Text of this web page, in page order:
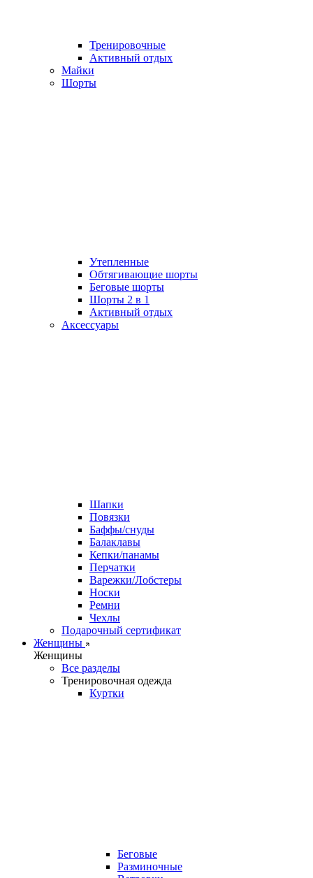
Тренировочные
Активный отдых
Майки
Шорты
Утепленные
Обтягивающие шорты
Беговые шорты
Шорты 2 в 1
Активный отдых
Аксессуары
Шапки
Повязки
Баффы/снуды
Балаклавы
Кепки/панамы
Перчатки
Варежки/Лобстеры
Носки
Ремни
Чехлы
Подарочный сертификат
Женщины
Женщины
Все разделы
Тренировочная одежда
Куртки
Беговые
Разминочные